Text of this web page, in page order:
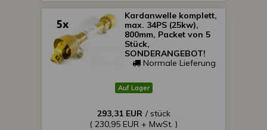
Kardanwelle komplett,
max. 34PS (25kw),
800mm, Packet von 5
Stück,
SONDERANGEBOT!
Normale Lieferung
Auf Lager
293,31 EUR / stück
( 230,95 EUR + MwSt. )